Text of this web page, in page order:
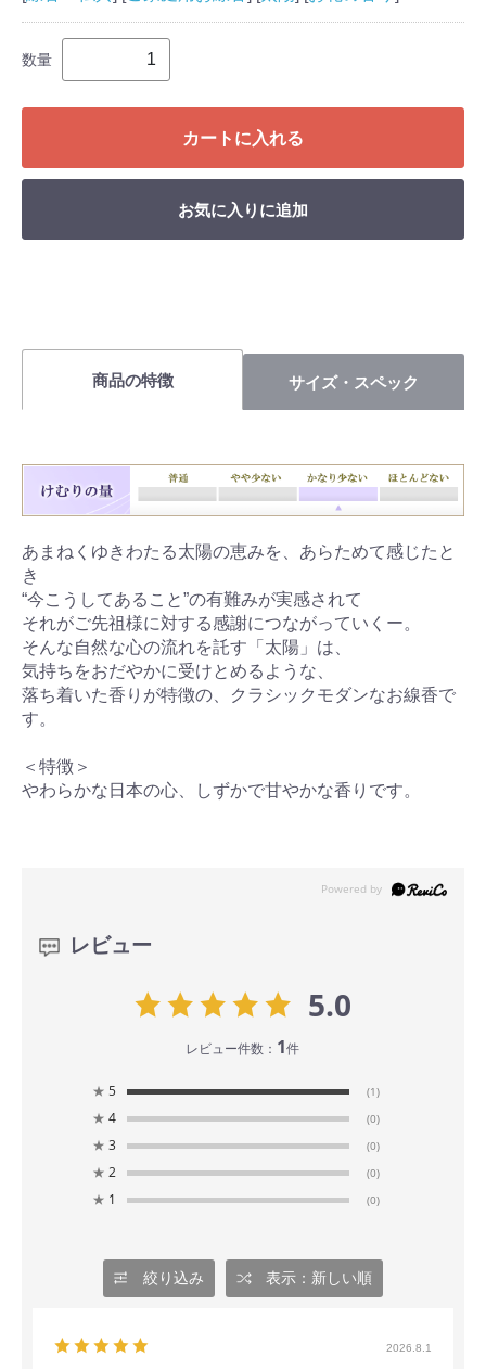
数量
カートに入れる
お気に入りに追加
商品の特徴 サイズ・スペック
あまねくゆきわたる太陽の恵みを、あらためて感じたと
き
“今こうしてあること”の有難みが実感されて
それがご先祖様に対する感謝につながっていくー。
そんな自然な心の流れを託す「太陽」は、
気持ちをおだやかに受けとめるような、
落ち着いた香りが特徴の、クラシックモダンなお線香で
す。
＜特徴＞
やわらかな日本の心、しずかで甘やかな香りです。
レビュー
5.0
レビュー件数： 1件
★ 5 (1)
★ 4 (0)
★ 3 (0)
★ 2 (0)
★ 1 (0)
絞り込み 表示：新しい順
2026.8.1